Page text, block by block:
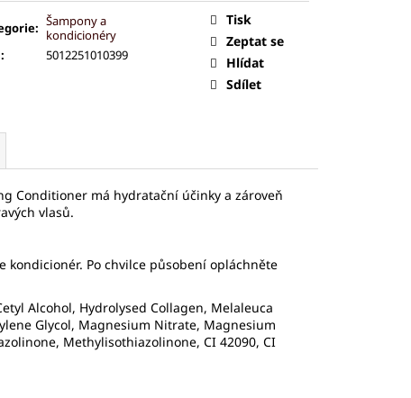
: Šampony a
kondicionéry
: 5012251010399
Tisk
Zeptat se
Hlídat
Sdílet
Conditioner má hydratační účinky a zároveň
vlasů.
kondicionér. Po chvilce působení opláchněte
Alcohol, Hydrolysed Collagen, Melaleuca
Glycol, Magnesium Nitrate, Magnesium
Methylisothiazolinone, CI 42090, CI